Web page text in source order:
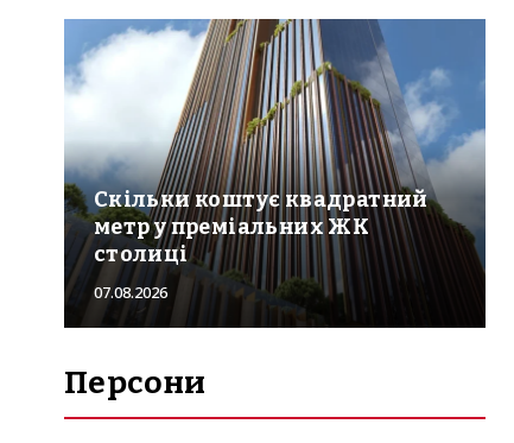
Скільки коштує квадратний
метр у преміальних ЖК
столиці
07.08.2026
Персони